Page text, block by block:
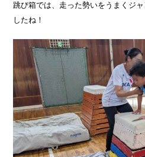
跳び箱では、走った勢いをうまくジ
したね！